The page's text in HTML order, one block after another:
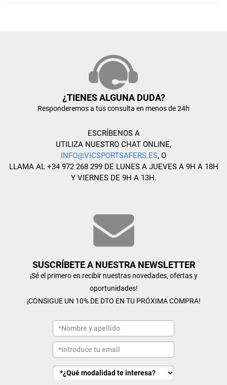
¿TIENES ALGUNA DUDA?
Responderemos a tus consulta en menos de 24h
ESCRÍBENOS A
UTILIZA NUESTRO CHAT ONLINE,
INFO@VICSPORTSAFERS.ES, O
LLAMA AL +34 972 268 299 DE LUNES A JUEVES A 9H A 18H
Y VIERNES DE 9H A 13H.
SUSCRÍBETE A NUESTRA NEWSLETTER
¡Sé el primero en recibir nuestras novedades, ofertas y
oportunidades!
¡CONSIGUE UN 10% DE DTO EN TU PRÓXIMA COMPRA!